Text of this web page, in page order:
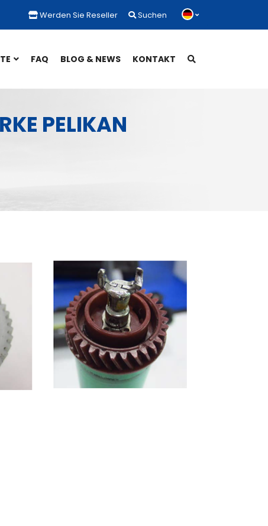
Werden Sie Reseller Suchen
FAQ BLOG & NEWS KONTAKT
PELIKAN